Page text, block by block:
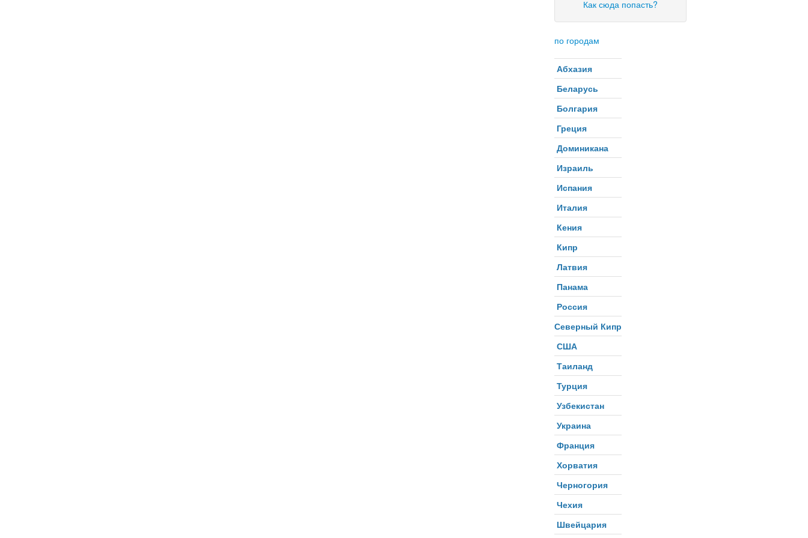
Как сюда попасть?
по городам
Абхазия
Беларусь
Болгария
Греция
Доминикана
Израиль
Испания
Италия
Кения
Кипр
Латвия
Панама
Россия
Северный Кипр
США
Таиланд
Турция
Узбекистан
Украина
Франция
Хорватия
Черногория
Чехия
Швейцария